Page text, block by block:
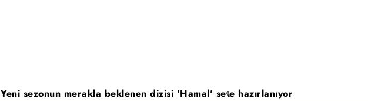
Yeni sezonun merakla beklenen dizisi 'Hamal' sete hazırlanıyor